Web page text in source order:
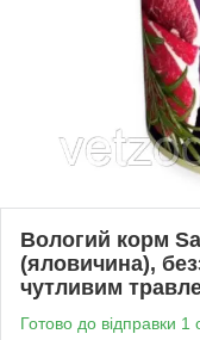
Вологий корм
(яловичина),
чутливим
Готово до відправки 1